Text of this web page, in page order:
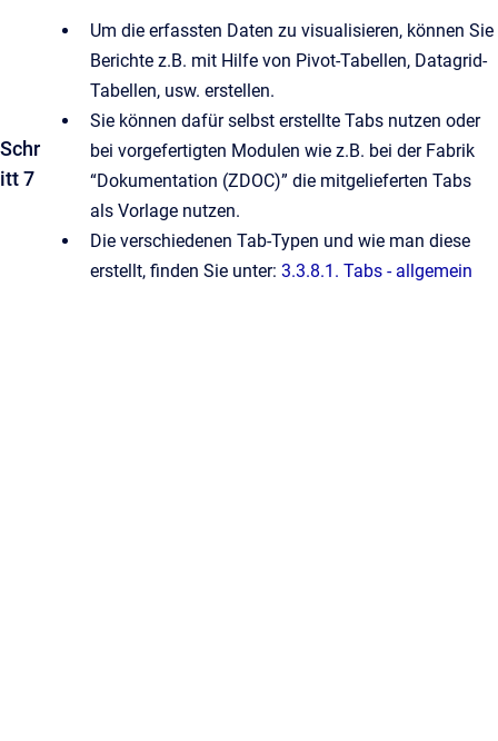
Schr
itt 7
Um die erfassten Daten zu visualisieren, können Sie
Berichte z.B. mit Hilfe von Pivot-Tabellen, Datagrid-
Tabellen, usw. erstellen.
Sie können dafür selbst erstellte Tabs nutzen oder
bei vorgefertigten Modulen wie z.B. bei der Fabrik
“Dokumentation (ZDOC)” die mitgelieferten Tabs
als Vorlage nutzen.
Die verschiedenen Tab-Typen und wie man diese
erstellt, finden Sie unter: 3.3.8.1. Tabs - allgemein